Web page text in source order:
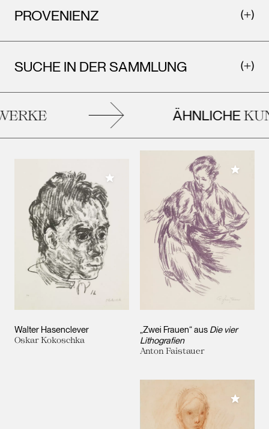
PROVENIENZ
SUCHE IN DER SAMMLUNG
ÄHNLICHE
Walter Hasenclever
Oskar Kokoschka
Meiner Sammlung hinzufügen
„Zwei Frauen“ aus Die vier
Lithografien
Anton Faistauer
Meiner
Meiner